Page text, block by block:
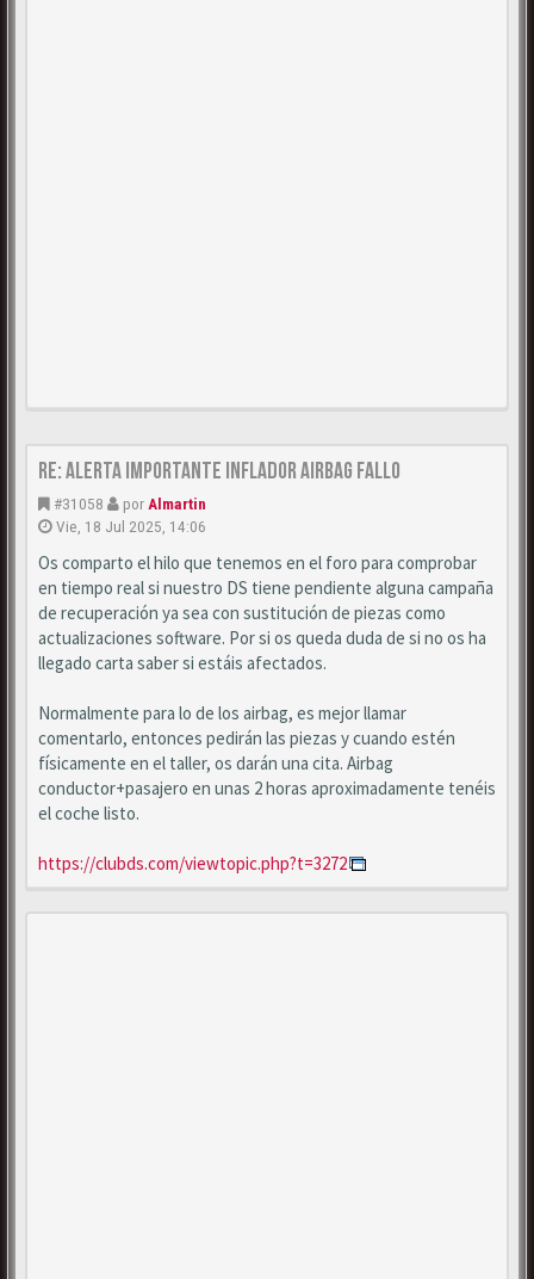
Re: Alerta importante inflador airbag fallo
#31058 por Almartin
Vie, 18 Jul 2025, 14:06
Os comparto el hilo que tenemos en el foro para comprobar
en tiempo real si nuestro DS tiene pendiente alguna campaña
de recuperación ya sea con sustitución de piezas como
actualizaciones software. Por si os queda duda de si no os ha
llegado carta saber si estáis afectados.
Normalmente para lo de los airbag, es mejor llamar
comentarlo, entonces pedirán las piezas y cuando estén
físicamente en el taller, os darán una cita. Airbag
conductor+pasajero en unas 2 horas aproximadamente tenéis
el coche listo.
https://clubds.com/viewtopic.php?t=3272